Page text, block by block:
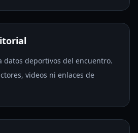
datos deportivos del encuentro.
videos ni enlaces de